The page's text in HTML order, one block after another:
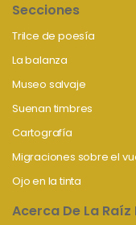
Secciones
Trilce de poesía
La balanza
Museo salvaje
Suenan timbres
Cartografía
Migraciones sobre el
Ojo en la tinta
Acerca De La